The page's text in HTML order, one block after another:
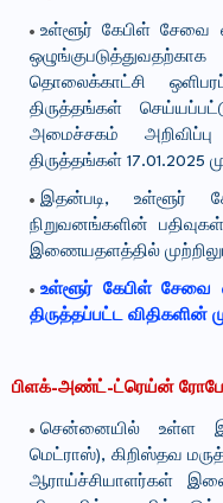
உள்ளூர் கேபிள் சேவை
தொலைக்காட்சி
திருத்தங்கள்
அமைச்சகம்
திருத்தங்கள் 17.01.2025
இதன்படி, உள்ளூர்
நிறுவனங்களின்
இணையதளத்தில்
உள்ளூர் கேபிள் சேவை
திருத்தப்பட்ட
பிளக்-அண்ட்-ட்ரெய்ன்
சென்னையில் உள்ள
மெட்ராஸ்), கிறிஸ்தவ
ஆராய்ச்சியாளர்கள்